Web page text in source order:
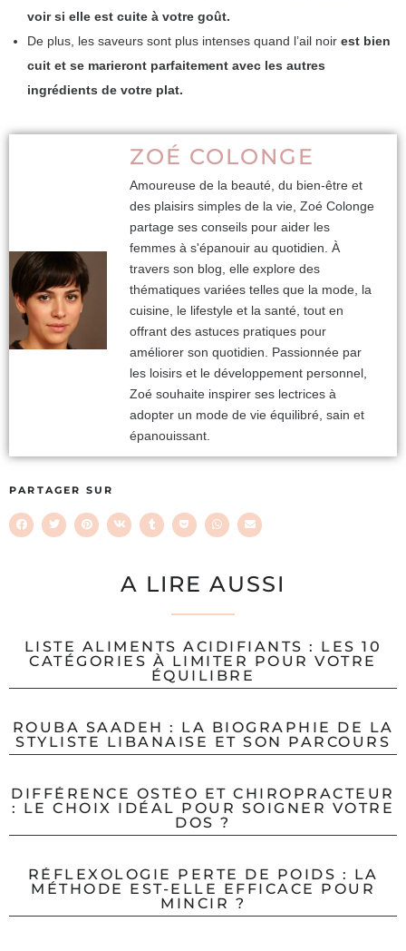
voir si elle est cuite à votre goût.
De plus, les saveurs sont plus intenses quand l’ail noir est bien
cuit et se marieront parfaitement avec les autres
ingrédients de votre plat.
ZOÉ COLONGE
Amoureuse de la beauté, du bien-être et
des plaisirs simples de la vie, Zoé Colonge
partage ses conseils pour aider les
femmes à s'épanouir au quotidien. À
travers son blog, elle explore des
thématiques variées telles que la mode, la
cuisine, le lifestyle et la santé, tout en
offrant des astuces pratiques pour
améliorer son quotidien. Passionnée par
les loisirs et le développement personnel,
Zoé souhaite inspirer ses lectrices à
adopter un mode de vie équilibré, sain et
épanouissant.
PARTAGER SUR
A LIRE AUSSI
LISTE ALIMENTS ACIDIFIANTS : LES 10
CATÉGORIES À LIMITER POUR VOTRE
ÉQUILIBRE
ROUBA SAADEH : LA BIOGRAPHIE DE LA
STYLISTE LIBANAISE ET SON PARCOURS
DIFFÉRENCE OSTÉO ET CHIROPRACTEUR
: LE CHOIX IDÉAL POUR SOIGNER VOTRE
DOS ?
RÉFLEXOLOGIE PERTE DE POIDS : LA
MÉTHODE EST-ELLE EFFICACE POUR
MINCIR ?